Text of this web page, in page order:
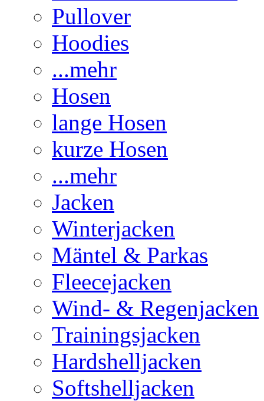
Pullover
Hoodies
...mehr
Hosen
lange Hosen
kurze Hosen
...mehr
Jacken
Winterjacken
Mäntel & Parkas
Fleecejacken
Wind- & Regenjacken
Trainingsjacken
Hardshelljacken
Softshelljacken